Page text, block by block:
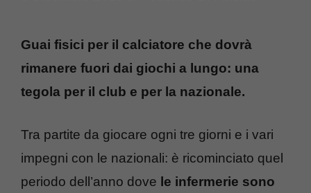
Guai fisici per il calciatore che dovrà
rimanere fuori dai giochi a lungo: una
tegola per il club e per la nazionale.
Tra partite da giocare ogni tre giorni e i vari
impegni con le nazionali: è ricominciato quel
periodo dell’anno dove le infermerie sono